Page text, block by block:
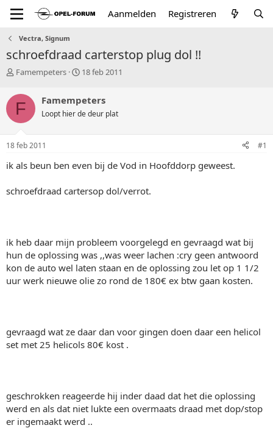
Aanmelden Registreren
Vectra, Signum
schroefdraad carterstop plug dol !!
T
p
i
c
s
a
t
r
Famempeters
S
r
t
a
m
18 feb 2011
F Famempeters
Loopt hier de deur plat
18 feb 2011 #1
ik als beun ben even bij de Vod in Hoofddorp geweest.
schroefdraad cartersop dol/verrot.
ik heb daar mijn probleem voorgelegd en gevraagd wat bij
hun de oplossing was ,,was weer lachen :cry geen antwoord
kon de auto wel laten staan en de oplossing zou let op 1 1/2
uur werk nieuwe olie zo rond de 180€ ex btw gaan kosten.
gevraagd wat ze daar dan voor gingen doen daar een helicol
set met 25 helicols 80€ kost .
geschrokken reageerde hij inder daad dat het die oplossing
werd en als dat niet lukte een overmaats draad met dop/stop
er ingemaakt werd ..